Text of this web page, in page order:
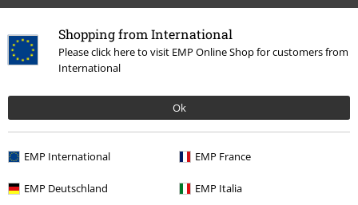
Shopping from International
Please click here to visit EMP Online Shop for customers from
International
Ok
EMP International EMP France
EMP Deutschland EMP Italia